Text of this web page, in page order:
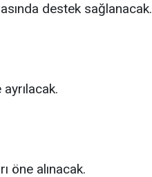
destek sağlanacak.
öne alınacak.